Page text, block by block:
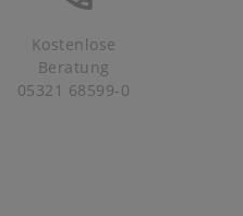
Kostenlose
Beratung
05321 68599-0